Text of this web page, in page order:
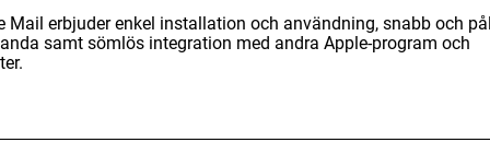
Mail erbjuder enkel installation och användning, snabb och
samt sömlös integration med andra Apple-program och